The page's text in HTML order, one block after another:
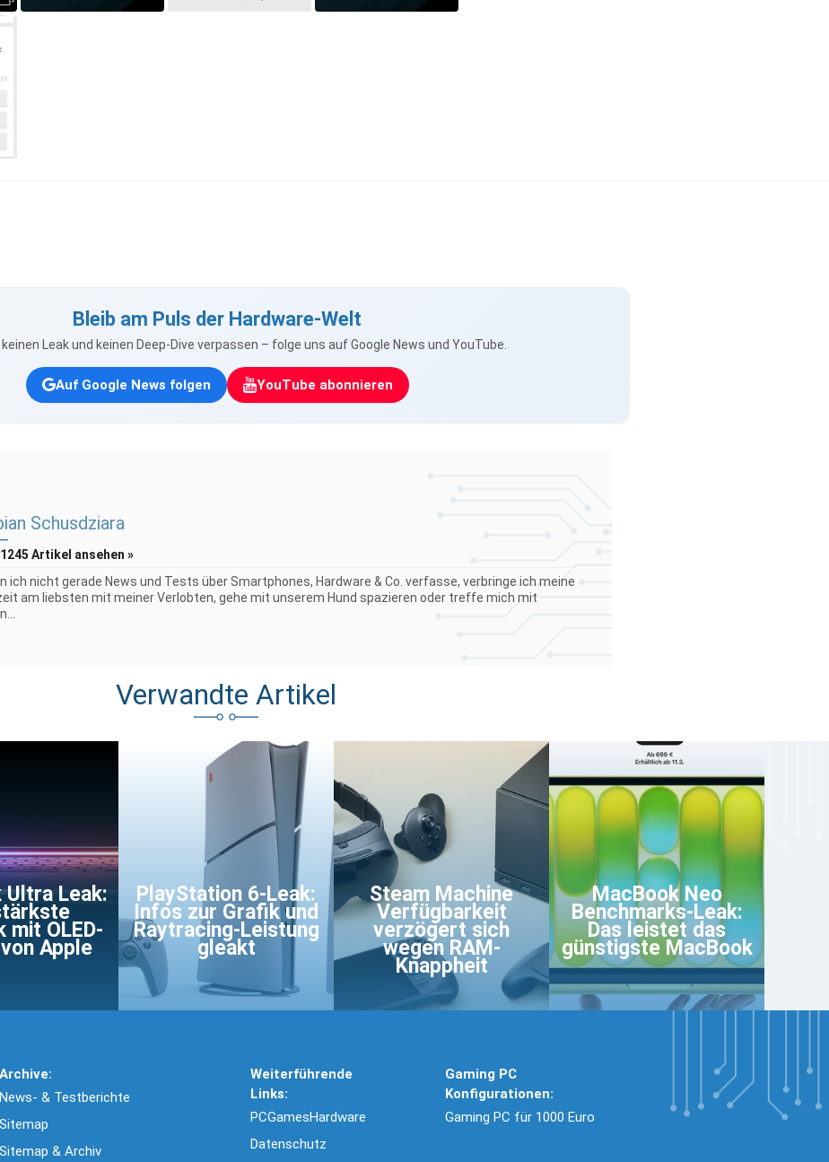
Bleib am Puls der Hardware-Welt
Leak und keinen Deep-Dive verpassen – folge uns auf Google News und YouTube.
Auf Google News folgen YouTube abonnieren
Schusdziara
Artikel ansehen »
ich nicht gerade News und Tests über Smartphones, Hardware & Co. verfasse, verbringe ich meine
am liebsten mit meiner Verlobten, gehe mit unserem Hund spazieren oder treffe mich mit
Verwandte Artikel
Ultra Leak:
mit OLED-
Apple
PlayStation 6-Leak:
Infos zur Grafik und
Raytracing-Leistung
gleakt
Steam Machine
Verfügbarkeit
verzögert sich
wegen RAM-
Knappheit
MacBook Neo
Benchmarks-Leak:
Das leistet das
günstigste MacBook
Archive:
News- & Testberichte
Sitemap
Sitemap & Archiv
Weiterführende
Links:
PCGamesHardware
Datenschutz
Gaming PC
Konfigurationen:
Gaming PC für 1000 Euro